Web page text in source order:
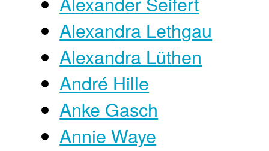
Alexandra Lethgau
Alexandra Lüthen
André Hille
Anke Gasch
Annie Waye